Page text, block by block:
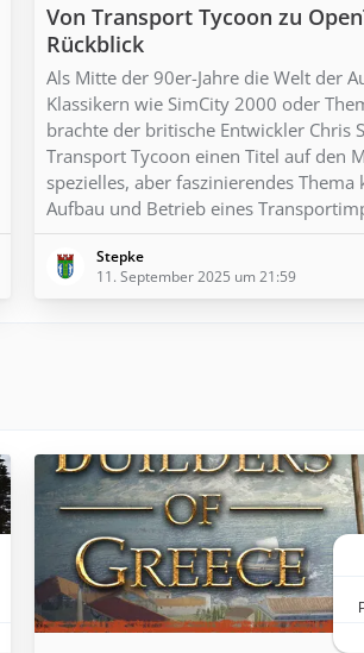
Von Transport Tycoon zu
Rückblick
Als Mitte der 90er-Jahre die Welt der
Klassikern wie SimCity 2000 oder
brachte der britische Entwickler Chris
Transport Tycoon einen Titel auf den
spezielles, aber faszinierendes
Aufbau und Betrieb eines
Stepke
11. September 2025 um 21:59